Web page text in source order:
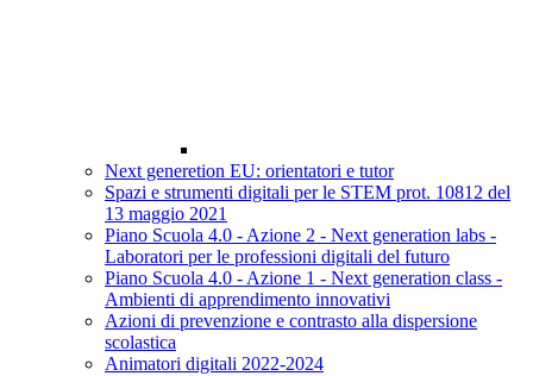
Next generetion EU: orientatori e tutor
Spazi e strumenti digitali per le STEM prot. 10812 del
13 maggio 2021
Piano Scuola 4.0 - Azione 2 - Next generation labs -
Laboratori per le professioni digitali del futuro
Piano Scuola 4.0 - Azione 1 - Next generation class -
Ambienti di apprendimento innovativi
Azioni di prevenzione e contrasto alla dispersione
scolastica
Animatori digitali 2022-2024